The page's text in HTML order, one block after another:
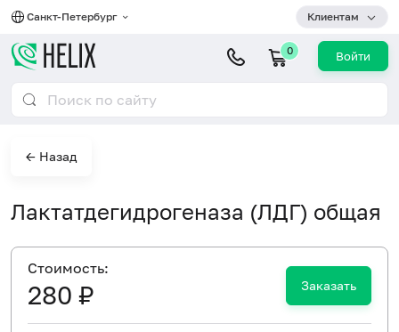
Санкт-Петербург Клиентам
0 Войти
← Назад
Лактатдегидрогеназа (ЛДГ) общая
Cтоимость:
280 ₽ Заказать